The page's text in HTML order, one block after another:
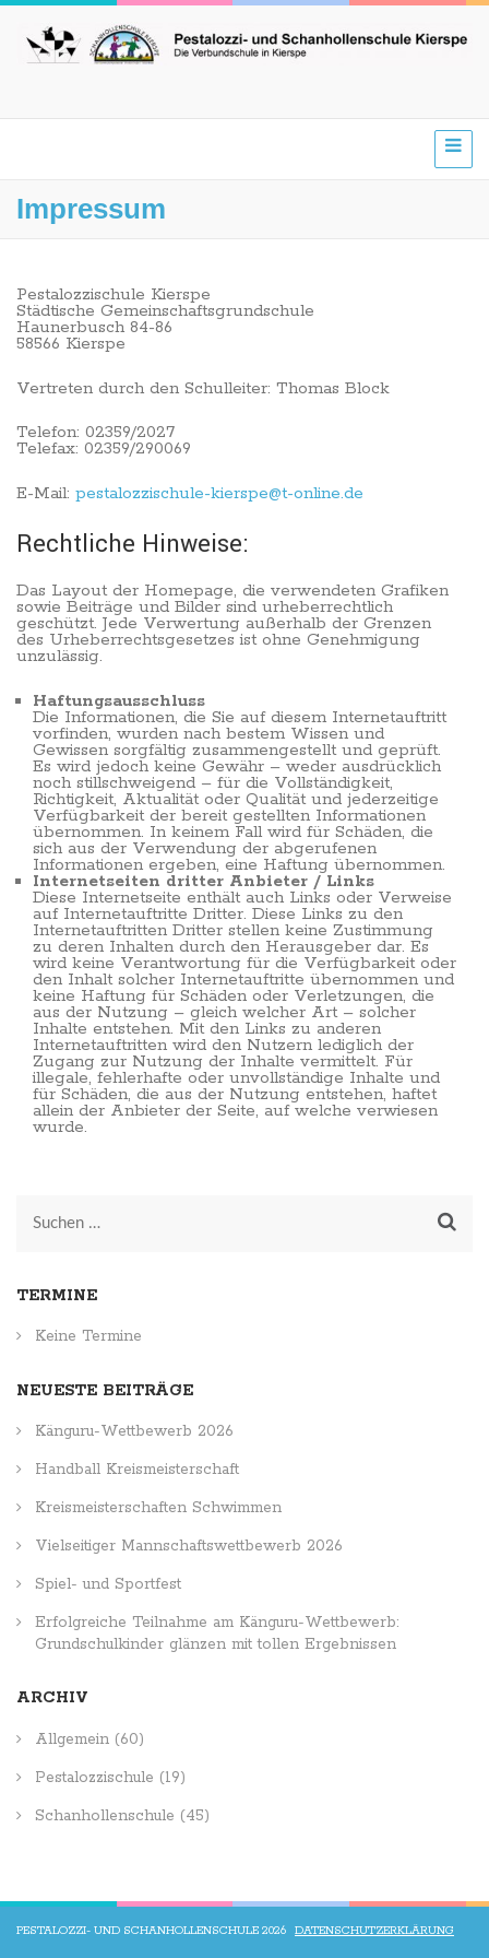
Impressum
Pestalozzischule Kierspe
Städtische Gemeinschaftsgrundschule
Haunerbusch 84-86
58566 Kierspe
Vertreten durch den Schulleiter: Thomas Block
Telefon: 02359/2027
Telefax: 02359/290069
E-Mail: pestalozzischule-kierspe@t-online.de
Rechtliche Hinweise:
Das Layout der Homepage, die verwendeten Grafiken
sowie Beiträge und Bilder sind urheberrechtlich
geschützt. Jede Verwertung außerhalb der Grenzen
des Urheberrechtsgesetzes ist ohne Genehmigung
unzulässig.
Haftungsausschluss
Die Informationen, die Sie auf diesem Internetauftritt
vorfinden, wurden nach bestem Wissen und
Gewissen sorgfältig zusammengestellt und geprüft.
Es wird jedoch keine Gewähr – weder ausdrücklich
noch stillschweigend – für die Vollständigkeit,
Richtigkeit, Aktualität oder Qualität und jederzeitige
Verfügbarkeit der bereit gestellten Informationen
übernommen. In keinem Fall wird für Schäden, die
sich aus der Verwendung der abgerufenen
Informationen ergeben, eine Haftung übernommen.
Internetseiten dritter Anbieter / Links
Diese Internetseite enthält auch Links oder Verweise
auf Internetauftritte Dritter. Diese Links zu den
Internetauftritten Dritter stellen keine Zustimmung
zu deren Inhalten durch den Herausgeber dar. Es
wird keine Verantwortung für die Verfügbarkeit oder
den Inhalt solcher Internetauftritte übernommen und
keine Haftung für Schäden oder Verletzungen, die
aus der Nutzung – gleich welcher Art – solcher
Inhalte entstehen. Mit den Links zu anderen
Internetauftritten wird den Nutzern lediglich der
Zugang zur Nutzung der Inhalte vermittelt. Für
illegale, fehlerhafte oder unvollständige Inhalte und
für Schäden, die aus der Nutzung entstehen, haftet
allein der Anbieter der Seite, auf welche verwiesen
wurde.
Suchen
TERMINE
Keine Termine
NEUESTE BEITRÄGE
Känguru-Wettbewerb 2026
Handball Kreismeisterschaft
Kreismeisterschaften Schwimmen
Vielseitiger Mannschaftswettbewerb 2026
Spiel- und Sportfest
Erfolgreiche Teilnahme am Känguru-Wettbewerb:
Grundschulkinder glänzen mit tollen Ergebnissen
ARCHIV
Allgemein (60)
Pestalozzischule (19)
Schanhollenschule (45)
PESTALOZZI- UND SCHANHOLLENSCHULE 2026 DATENSCHUTZERKLÄRUNG